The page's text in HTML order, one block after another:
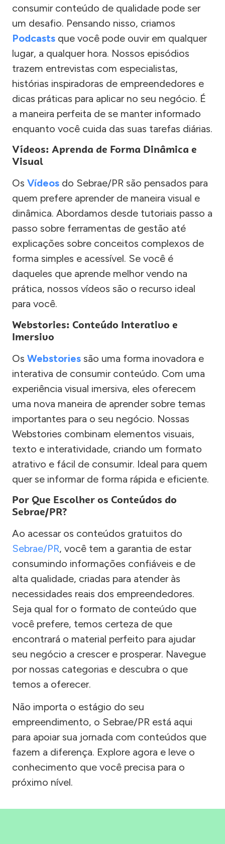
consumir conteúdo de qualidade pode ser
um desafio. Pensando nisso, criamos
Podcasts que você pode ouvir em qualquer
lugar, a qualquer hora. Nossos episódios
trazem entrevistas com especialistas,
histórias inspiradoras de empreendedores e
dicas práticas para aplicar no seu negócio. É
a maneira perfeita de se manter informado
enquanto você cuida das suas tarefas diárias.
Vídeos: Aprenda de Forma Dinâmica e
Visual
Os Vídeos do Sebrae/PR são pensados para
quem prefere aprender de maneira visual e
dinâmica. Abordamos desde tutoriais passo a
passo sobre ferramentas de gestão até
explicações sobre conceitos complexos de
forma simples e acessível. Se você é
daqueles que aprende melhor vendo na
prática, nossos vídeos são o recurso ideal
para você.
Webstories: Conteúdo Interativo e
Imersivo
Os Webstories são uma forma inovadora e
interativa de consumir conteúdo. Com uma
experiência visual imersiva, eles oferecem
uma nova maneira de aprender sobre temas
importantes para o seu negócio. Nossas
Webstories combinam elementos visuais,
texto e interatividade, criando um formato
atrativo e fácil de consumir. Ideal para quem
quer se informar de forma rápida e eficiente.
Por Que Escolher os Conteúdos do
Sebrae/PR?
Ao acessar os conteúdos gratuitos do
Sebrae/PR, você tem a garantia de estar
consumindo informações confiáveis e de
alta qualidade, criadas para atender às
necessidades reais dos empreendedores.
Seja qual for o formato de conteúdo que
você prefere, temos certeza de que
encontrará o material perfeito para ajudar
seu negócio a crescer e prosperar. Navegue
por nossas categorias e descubra o que
temos a oferecer.
Não importa o estágio do seu
empreendimento, o Sebrae/PR está aqui
para apoiar sua jornada com conteúdos que
fazem a diferença. Explore agora e leve o
conhecimento que você precisa para o
próximo nível.